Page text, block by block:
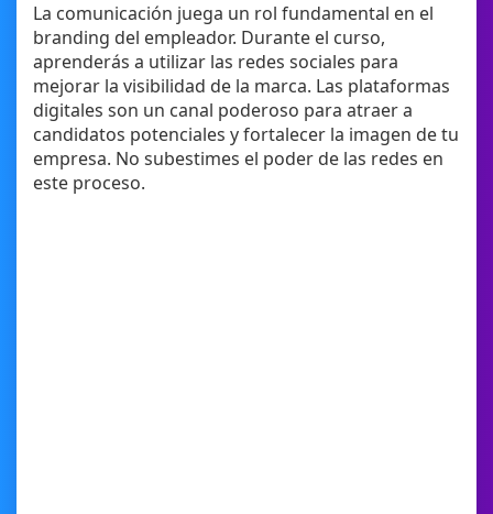
La comunicación juega un rol fundamental en el
branding del empleador. Durante el curso,
aprenderás a utilizar las redes sociales para
mejorar la visibilidad de la marca. Las plataformas
digitales son un canal poderoso para atraer a
candidatos potenciales y fortalecer la imagen de tu
empresa. No subestimes el poder de las redes en
este proceso.